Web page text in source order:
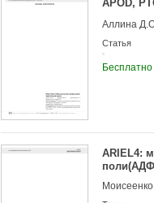
APOD,
Аллина
Статья
Бесплатно
ARIEL4: